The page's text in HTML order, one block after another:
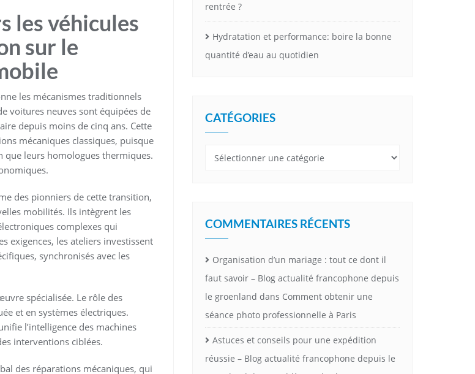
les véhicules
sur le
les mécanismes traditionnels
voitures neuves sont équipées de
depuis moins de cinq ans. Cette
mécaniques classiques, puisque
que leurs homologues thermiques.
des pionniers de cette transition,
mobilités. Ils intègrent les
complexes qui
exigences, les ateliers investissent
synchronisés avec les
spécialisée. Le rôle des
et en systèmes électriques.
l’intelligence des machines
interventions ciblées.
des réparations mécaniques, qui
rentrée ?
Hydratation et performance: boire la bonne
quantité d’eau au quotidien
CATÉGORIES
Catégories
COMMENTAIRES RÉCENTS
Organisation d’un mariage : tout ce dont il
faut savoir – Blog actualité francophone depuis
le groenland dans Comment obtenir une
séance photo professionnelle à Paris
Astuces et conseils pour une expédition
réussie – Blog actualité francophone depuis le